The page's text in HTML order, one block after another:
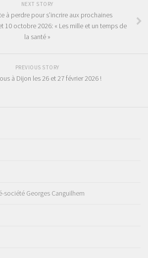
NEXT STORY
à perdre pour s’incrire aux prochaines
10 octobre 2026: « Les mille et un temps de
la santé »
PREVIOUS STORY
à Dijon les 26 et 27 février 2026 !
société Georges Canguilhem